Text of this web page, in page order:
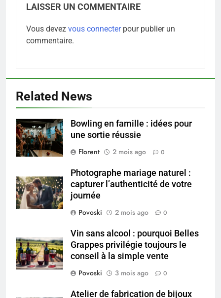
LAISSER UN COMMENTAIRE
Vous devez vous connecterpour publier un
commentaire.
Related News
Bowling en famille : idées pour
une sortie réussie
Florent
2 mois ago 0
Photographe mariage naturel :
capturer l’authenticité de votre
journée
Povoski
2 mois ago 0
Vin sans alcool : pourquoi Belles
Grappes privilégie toujours le
conseil à la simple vente
Povoski
3 mois ago 0
Atelier de fabrication de bijoux
5
Infection chronique de l’oreille :
tout ce qu’il faut savoir sur les
6
peau éclatante grâce à The
7
Prévenir les chutes chez les
seniors: aménagement et
exercices
BIEN ÊTRE